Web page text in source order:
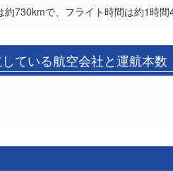
730kmで、フライト時間は約1時間
ている航空会社と運航本数